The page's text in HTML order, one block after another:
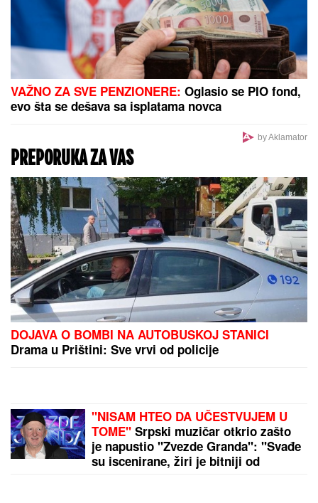
VAŽNO ZA SVE PENZIONERE: Oglasio se PIO fond,
evo šta se dešava sa isplatama novca
by Aklamator
PREPORUKA ZA VAS
DOJAVA O BOMBI NA AUTOBUSKOJ STANICI
Drama u Prištini: Sve vrvi od policije
"NISAM HTEO DA UČESTVUJEM U
TOME" Srpski muzičar otkrio zašto
je napustio "Zvezde Granda": "Svađe
su iscenirane, žiri je bitniji od